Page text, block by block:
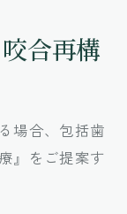
合再構
場合、包括歯
』をご提案す